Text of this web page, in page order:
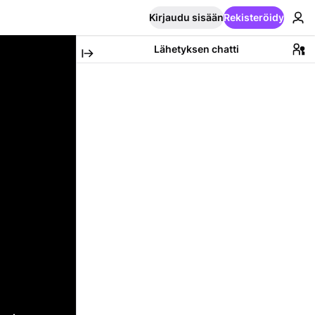
Kirjaudu sisäänRekisteröidy
Lähetyksen chatti